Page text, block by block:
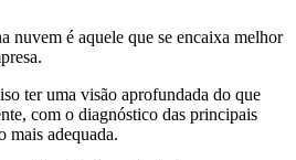
nuvem é aquele que se encaixa melhor
ter uma visão aprofundada do que
com o diagnóstico das principais
mais adequada.